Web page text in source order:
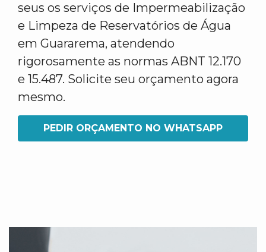
seus os serviços de Impermeabilização
e Limpeza de Reservatórios de Água
em Guararema, atendendo
rigorosamente as normas ABNT 12.170
e 15.487. Solicite seu orçamento agora
mesmo.
PEDIR ORÇAMENTO NO WHATSAPP